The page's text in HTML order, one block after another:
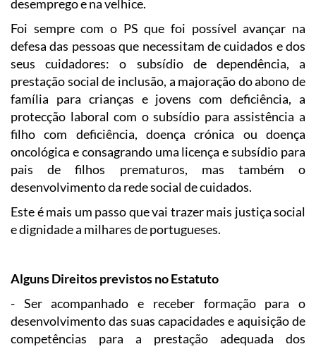
desemprego e na velhice.
Foi sempre com o PS que foi possível avançar na
defesa das pessoas que necessitam de cuidados e dos
seus cuidadores: o subsídio de dependência, a
prestação social de inclusão, a majoração do abono de
família para crianças e jovens com deficiência, a
protecção laboral com o subsídio para assistência a
filho com deficiência, doença crónica ou doença
oncológica e consagrando uma licença e subsídio para
pais de filhos prematuros, mas também o
desenvolvimento da rede social de cuidados.
Este é mais um passo que vai trazer mais justiça social
e dignidade a milhares de portugueses.
Alguns Direitos previstos no Estatuto
- Ser acompanhado e receber formação para o
desenvolvimento das suas capacidades e aquisição de
competências para a prestação adequada dos